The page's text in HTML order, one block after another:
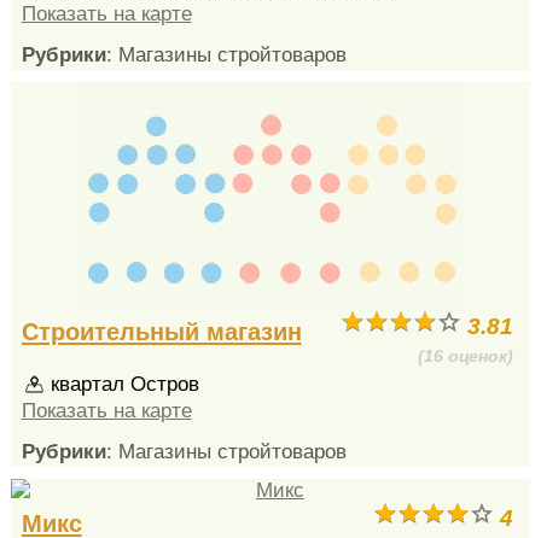
Показать на карте
Рубрики: Магазины стройтоваров
3.81
(16 оценок)
Строительный магазин
квартал Остров
Показать на карте
Рубрики: Магазины стройтоваров
4
Микс